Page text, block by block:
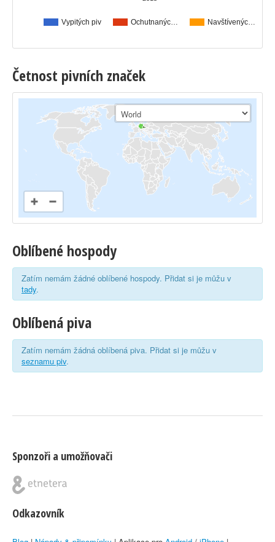
Vypitých piv Ochutnanýc… Navštívenýc…
Četnost pivních značek
Oblíbené hospody
Zatím nemám žádné oblíbené hospody. Přidat si je můžu v
tady.
Oblíbená piva
Zatím nemám žádná oblíbená piva. Přidat si je můžu v
seznamu piv.
Sponzoři a umožňovači
Odkazovník